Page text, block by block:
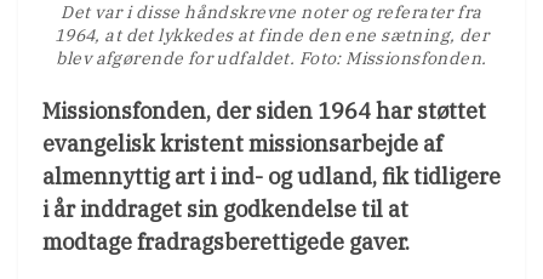
Det var i disse håndskrevne noter og referater fra
1964, at det lykkedes at finde den ene sætning, der
blev afgørende for udfaldet. Foto: Missionsfonden.
Missionsfonden, der siden 1964 har støttet
evangelisk kristent missionsarbejde af
almennyttig art i ind- og udland, fik tidligere
i år inddraget sin godkendelse til at
modtage fradragsberettigede gaver.